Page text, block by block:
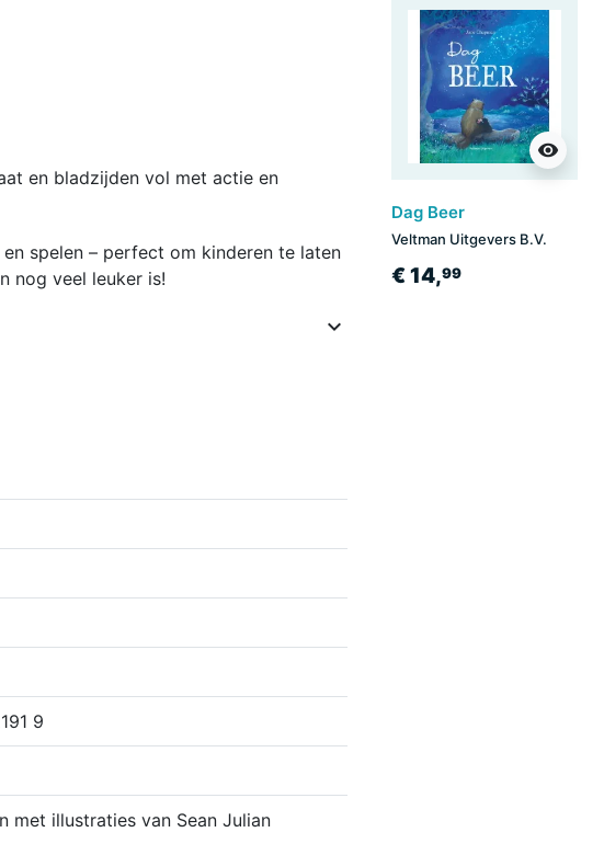
en bladzijden vol met actie en
spelen – perfect om kinderen te laten
nog veel leuker is!

9
met illustraties van Sean Julian
visibility
Dag Beer
Veltman Uitgevers B.V.
€ 14,99